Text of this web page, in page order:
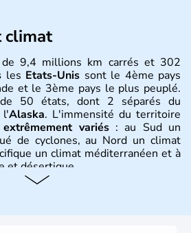
climat
9,4 millions km carrés et 302
les Etats-Unis sont le 4ème pays
et le 3ème pays le plus peuplé.
50 états, dont 2 séparés du
Alaska. L'immensité du territoire
variés: au Sud un
de cyclones, au Nord un climat
un climat méditerranéen et à
et désertique.